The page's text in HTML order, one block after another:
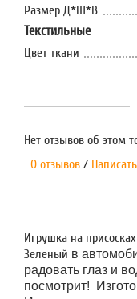
Размер Д*Ш*В
Текстильные
Цвет ткани
Нет отзывов об этом
0 отзывов /
Игрушка на
Зеленый в
радовать глаз и
посмотрит!